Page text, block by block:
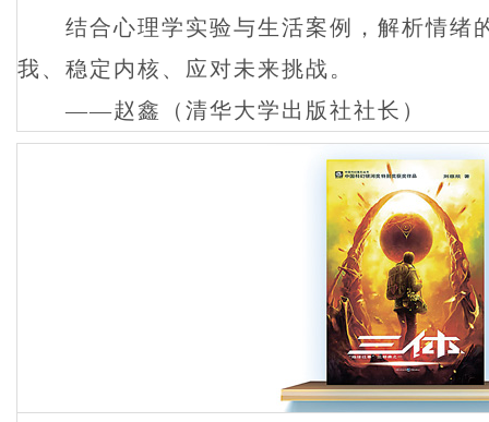
结合心理学实验与生活案例，解析情绪
我、稳定内核、应对未来挑战。
——赵鑫（清华大学出版社社长）